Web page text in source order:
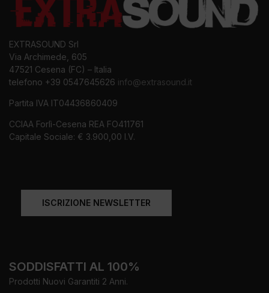
EXTRASOUND Srl
Via Archimede, 605
47521 Cesena (FC) – Italia
telefono +39 0547645626 info@extrasound.it
Partita IVA IT04436860409
CCIAA Forlì-Cesena REA FO411761
Capitale Sociale: € 3.900,00 I.V.
ISCRIZIONE NEWSLETTER
SODDISFATTI AL 100%
Prodotti Nuovi Garantiti 2 Anni.